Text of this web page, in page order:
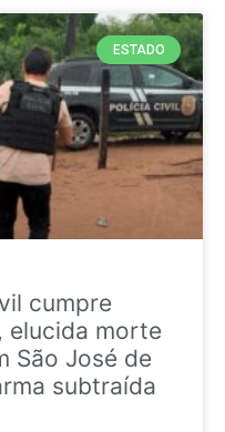
ESTADO
cumpre
elucida morte
São José de
subtraída